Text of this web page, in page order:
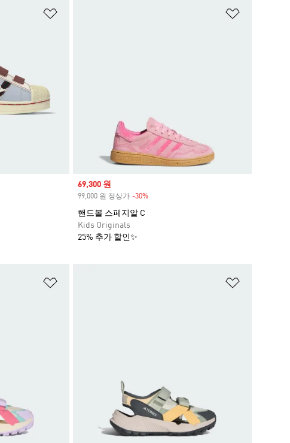
Sale price
69,300 원
99,000 원 정상가 -30%Discount
핸드볼 스페지알 C
Kids Originals
25% 추가 할인✨